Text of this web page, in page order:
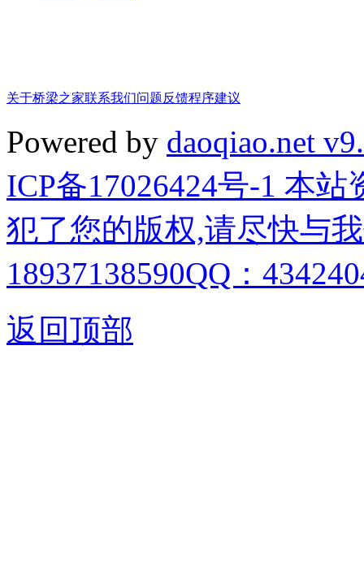
关于桥梁之家联系我们问题反馈程序建议
Powered by daoqiao.net
ICP备17026424号-1 本
犯了您的版权,请尽快与
18937138590QQ：
返回顶部